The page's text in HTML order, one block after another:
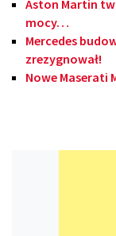
Aston Martin
mocy…
Mercedes
zrezygnował!
Nowe Maserati